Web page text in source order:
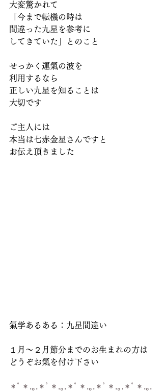
大変驚かれて
「今まで転機の時は
間違った九星を参考に
してきていた」とのこと
せっかく運氣の波を
利用するなら
正しい九星を知ることは
大切です
ご主人には
本当は七赤金星さんですと
お伝え頂きました
氣学あるある：九星間違い
１月～２月節分までのお生まれの方は
どうぞお氣を付け下さい
＊ﾟ＊.｡.＊ﾟ＊.｡.＊ﾟ＊.｡.＊ﾟ＊.｡.＊ﾟ＊.｡.